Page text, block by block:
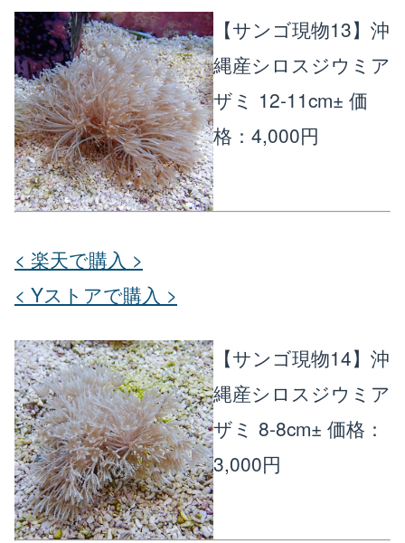
【サンゴ現物13】沖
縄産シロスジウミア
ザミ 12-11cm± 価
格：4,000円
< 楽天で購入 >
< Yストアで購入 >
【サンゴ現物14】沖
縄産シロスジウミア
ザミ 8-8cm± 価格：
3,000円